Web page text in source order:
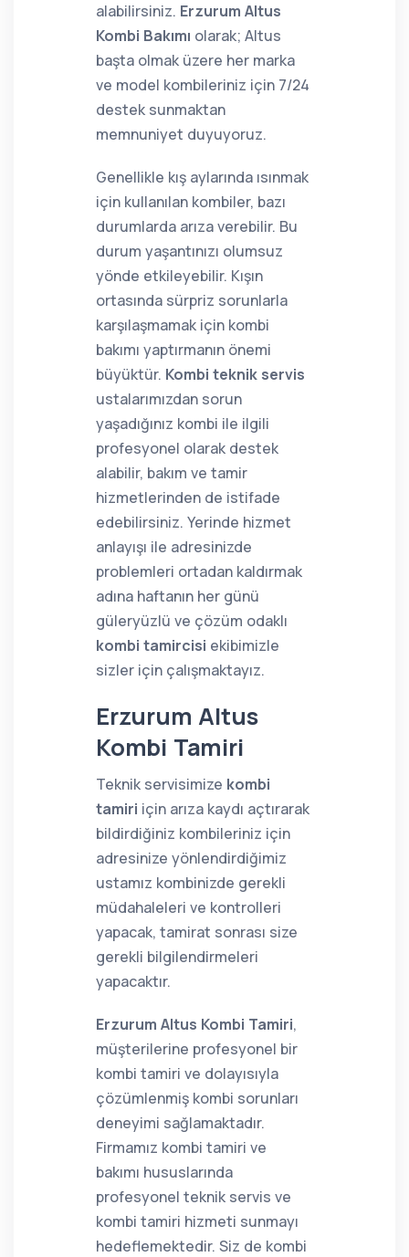
alabilirsiniz. Erzurum Altus
Kombi Bakımı olarak; Altus
başta olmak üzere her marka
ve model kombileriniz için 7/24
destek sunmaktan
memnuniyet duyuyoruz.
Genellikle kış aylarında ısınmak
için kullanılan kombiler, bazı
durumlarda arıza verebilir. Bu
durum yaşantınızı olumsuz
yönde etkileyebilir. Kışın
ortasında sürpriz sorunlarla
karşılaşmamak için kombi
bakımı yaptırmanın önemi
büyüktür. Kombi teknik servis
ustalarımızdan sorun
yaşadığınız kombi ile ilgili
profesyonel olarak destek
alabilir, bakım ve tamir
hizmetlerinden de istifade
edebilirsiniz. Yerinde hizmet
anlayışı ile adresinizde
problemleri ortadan kaldırmak
adına haftanın her günü
güleryüzlü ve çözüm odaklı
kombi tamircisi ekibimizle
sizler için çalışmaktayız.
Erzurum Altus
Kombi Tamiri
Teknik servisimize kombi
tamiri için arıza kaydı açtırarak
bildirdiğiniz kombileriniz için
adresinize yönlendirdiğimiz
ustamız kombinizde gerekli
müdahaleleri ve kontrolleri
yapacak, tamirat sonrası size
gerekli bilgilendirmeleri
yapacaktır.
Erzurum Altus Kombi Tamiri,
müşterilerine profesyonel bir
kombi tamiri ve dolayısıyla
çözümlenmiş kombi sorunları
deneyimi sağlamaktadır.
Firmamız kombi tamiri ve
bakımı hususlarında
profesyonel teknik servis ve
kombi tamiri hizmeti sunmayı
hedeflemektedir. Siz de kombi